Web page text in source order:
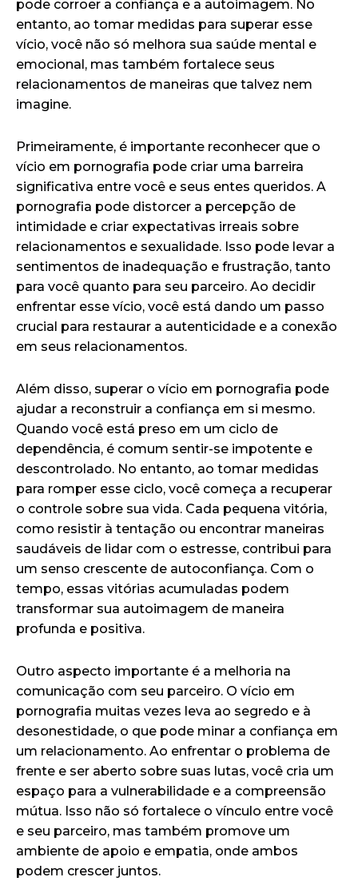
pode corroer a confiança e a autoimagem. No
entanto, ao tomar medidas para superar esse
vício, você não só melhora sua saúde mental e
emocional, mas também fortalece seus
relacionamentos de maneiras que talvez nem
imagine.
Primeiramente, é importante reconhecer que o
vício em pornografia pode criar uma barreira
significativa entre você e seus entes queridos. A
pornografia pode distorcer a percepção de
intimidade e criar expectativas irreais sobre
relacionamentos e sexualidade. Isso pode levar a
sentimentos de inadequação e frustração, tanto
para você quanto para seu parceiro. Ao decidir
enfrentar esse vício, você está dando um passo
crucial para restaurar a autenticidade e a conexão
em seus relacionamentos.
Além disso, superar o vício em pornografia pode
ajudar a reconstruir a confiança em si mesmo.
Quando você está preso em um ciclo de
dependência, é comum sentir-se impotente e
descontrolado. No entanto, ao tomar medidas
para romper esse ciclo, você começa a recuperar
o controle sobre sua vida. Cada pequena vitória,
como resistir à tentação ou encontrar maneiras
saudáveis de lidar com o estresse, contribui para
um senso crescente de autoconfiança. Com o
tempo, essas vitórias acumuladas podem
transformar sua autoimagem de maneira
profunda e positiva.
Outro aspecto importante é a melhoria na
comunicação com seu parceiro. O vício em
pornografia muitas vezes leva ao segredo e à
desonestidade, o que pode minar a confiança em
um relacionamento. Ao enfrentar o problema de
frente e ser aberto sobre suas lutas, você cria um
espaço para a vulnerabilidade e a compreensão
mútua. Isso não só fortalece o vínculo entre você
e seu parceiro, mas também promove um
ambiente de apoio e empatia, onde ambos
podem crescer juntos.